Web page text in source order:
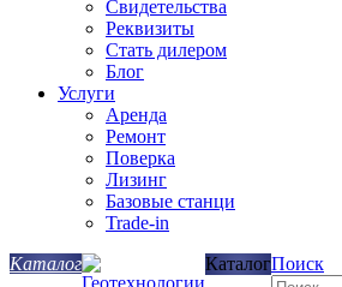
Свидетельства
Реквизиты
Стать дилером
Блог
Услуги
Аренда
Ремонт
Поверка
Лизинг
Базовые станци
Trade-in
КаталогПоиск